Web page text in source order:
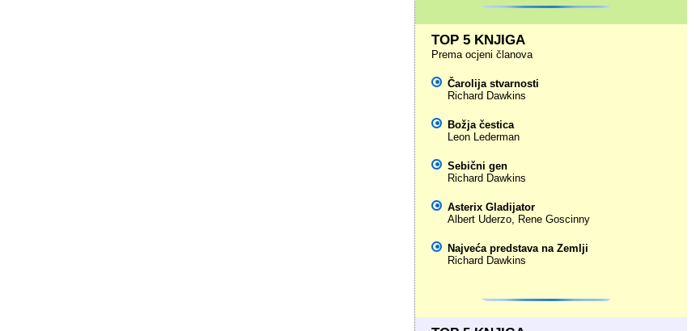
TOP 5 KNJIGA
Prema ocjeni članova
Čarolija stvarnosti
Richard Dawkins
Božja čestica
Leon Lederman
Sebični gen
Richard Dawkins
Asterix Gladijator
Albert Uderzo, Rene Goscinny
Najveća predstava na Zemlji
Richard Dawkins